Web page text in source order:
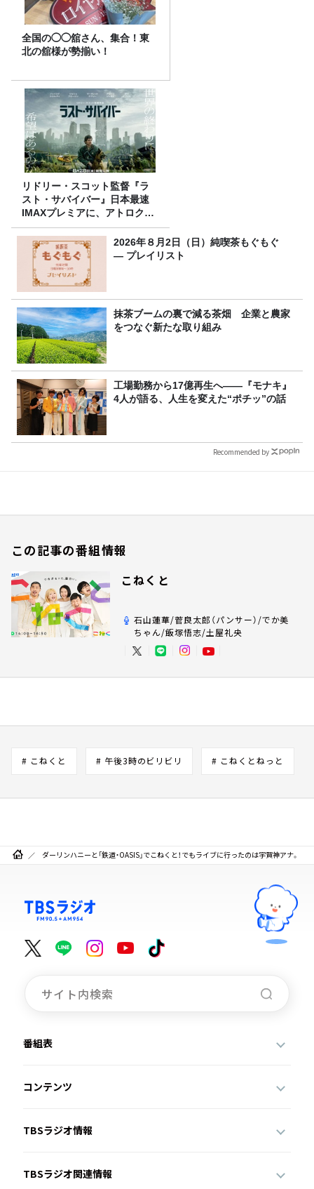
全国の◯◯舘さん、集合！東
北の舘様が勢揃い！
リドリー・スコット監督『ラ
スト・サバイバー』日本最速
IMAXプレミアに、アトロクリ
スナー60名をご招待！
2026年８月2日（日）純喫茶もぐもぐ
― プレイリスト
抹茶ブームの裏で減る茶畑 企業と農家
をつなぐ新たな取り組み
工場勤務から17億再生へ——『モナキ』
4人が語る、人生を変えた“ポチッ”の話
Recommended by
この記事の番組情報
こねくと
石山蓮華/菅良太郎（パンサー）/でか美
ちゃん/飯塚悟志/土屋礼央
# こねくと # 午後3時のビリビリ # こねくとねっと
ダーリンハニーと「鉄道・OASIS」でこねくと！でもライブに行ったのは宇賀神アナ。
番組表
コンテンツ
TBSラジオ情報
TBSラジオ関連情報